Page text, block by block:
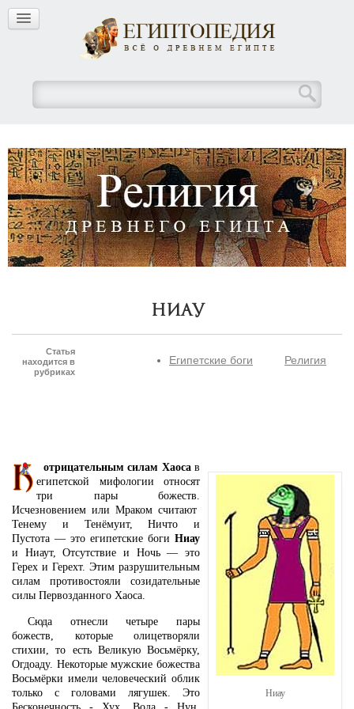
Ниау
Статья
находится в
рубриках
Религия
Египетские боги
Ниау
отрицательным силам Хаосав
египетской мифологии относят
три пары божеств.
Исчезновением или Мраком считают
Тенему и Тенёмуит, Ничто и
Пустота — это египетские боги Ниау
и Ниаут, Отсутствие и Ночь — это
Герех и Герехт. Этим разрушительным
силам противостояли созидательные
силы Первозданного Хаоса.
Сюда отнесли четыре пары
божеств, которые олицетворяли
стихии, то есть Великую Восьмёрку,
Огдоаду. Некоторые мужские божества
Восьмёрки имели человеческий облик
только с головами лягушек. Это